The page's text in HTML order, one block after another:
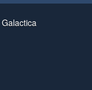
Galactica